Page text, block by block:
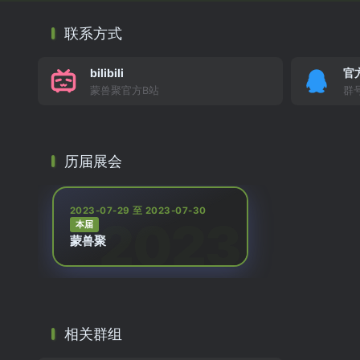
联系方式
bilibili
蒙兽聚官方B站
官
群
历届展会
2023-07-29 至 2023-07-30
本届
蒙兽聚
相关群组